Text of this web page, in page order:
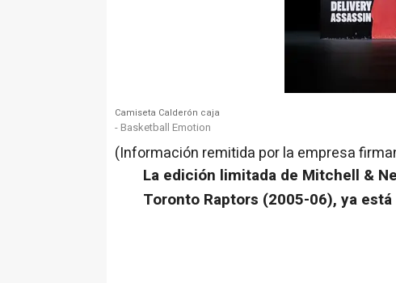
Camiseta Calderón caja
- Basketball Emotion
(Información remitida por la empresa
La edición limitada de Mitchell &
Toronto Raptors (2005-06), ya